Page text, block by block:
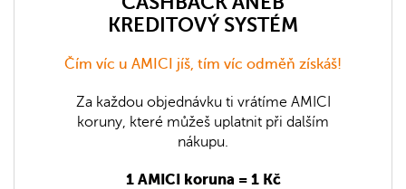
KREDITOVÝ SYSTÉM
Čím víc u AMICI jíš, tím víc odměň získáš!
Za každou objednávku ti vrátíme AMICI
koruny, které můžeš uplatnit při dalším
nákupu.
1 AMICI koruna = 1 Kč